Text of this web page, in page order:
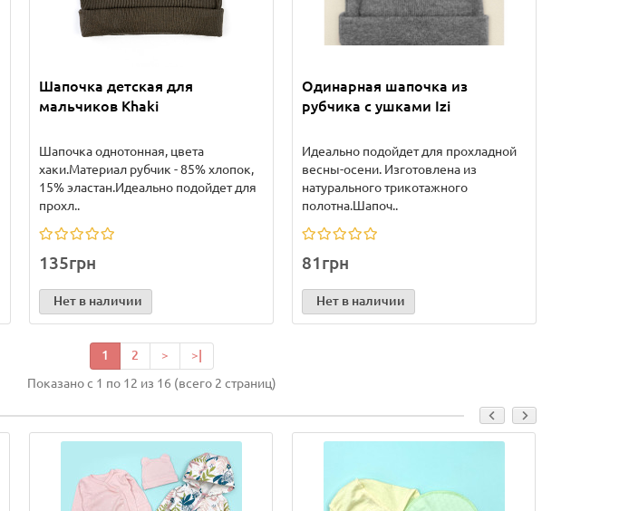
Шапочка детская для
мальчиков Khaki
Шапочка однотонная, цвета
хаки.Материал рубчик - 85% хлопок,
15% эластан.Идеально подойдет для
прохл..
135грн
Нет в наличии
Одинарная шапочка из
рубчика с ушками Izi
Идеально подойдет для прохладной
весны-осени. Изготовлена из
натурального трикотажного
полотна.Шапоч..
81грн
Нет в наличии
1 2 >
>|
Показано с 1 по 12 из 16 (всего 2 страниц)